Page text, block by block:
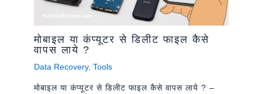
मोबाइल या कंप्यूटर से डिलीट फाइल कैसे
वापस लाये ?
Data Recovery, Tools
मोबाइल या कंप्यूटर से डिलीट फाइल कैसे वापस लाये ? –